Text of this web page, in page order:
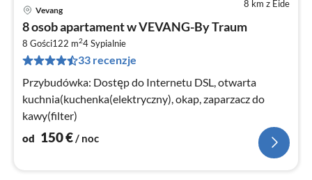
8 km z Eide
Vevang
8 osob apartament w VEVANG-By Traum
8 Gości122 m24Sypialnie
33 recenzje
Przybudówka: Dostęp do Internetu DSL, otwarta
kuchnia(kuchenka(elektryczny), okap, zaparzacz do
kawy(filter)
od 150€ / noc